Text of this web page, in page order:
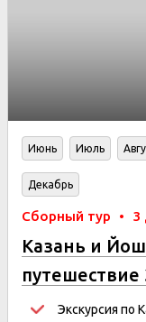
Июнь Июль
Декабрь
Сборный тур • 3
Казань и
Экскурсия по